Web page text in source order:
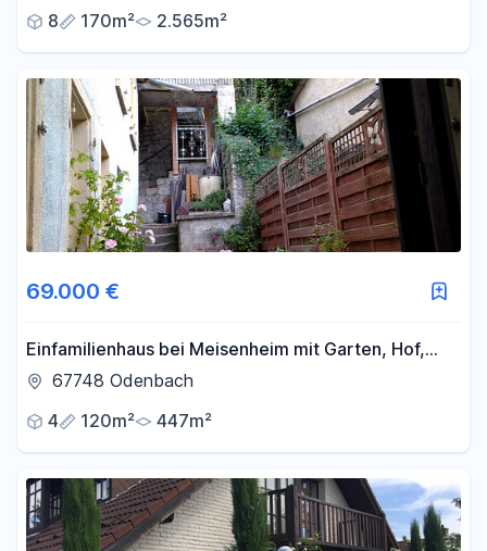
8
170m² 2.565m²
69.000 €
Einfamilienhaus bei Meisenheim mit Garten, Hof,
Terrasse, Balkon
67748 Odenbach
4
120m² 447m²